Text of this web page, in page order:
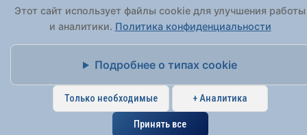
адрес email, не могут быть рассмотрены на основании
Федерального закона от 02.05.2006 № 59-ФЗ
принимаются только: по почте, черезпортал «Госуслуги» (ЕПГУ)
На Сайте действуетПолитика обработки персональных данных.
Этот сайт использует файлы cookie для улучшения работы
и аналитики. Политика конфиденциальности
Подробнее о типах cookie
Только необходимые + Аналитика
Принять все